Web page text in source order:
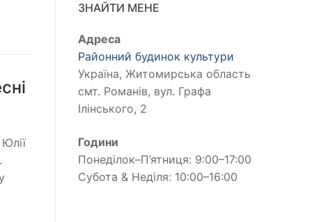
ЗНАЙТИ МЕНЕ
Адреса
Районний будинок культури
Україна, Житомирська область
смт. Романів, вул. Графа
Ілінського, 2
Години
Понеділок–П’ятниця: 9:00–17:00
Субота & Неділя: 10:00–16:00